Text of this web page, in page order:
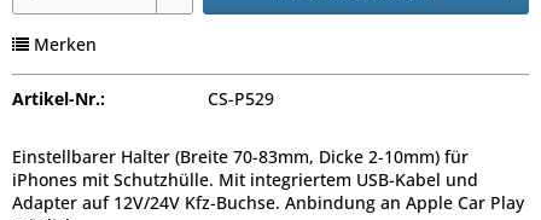
Merken
Artikel-Nr.: CS-P529
Einstellbarer Halter (Breite 70-83mm, Dicke 2-10mm) für
iPhones mit Schutzhülle. Mit integriertem USB-Kabel und
Adapter auf 12V/24V Kfz-Buchse. Anbindung an Apple Car Play